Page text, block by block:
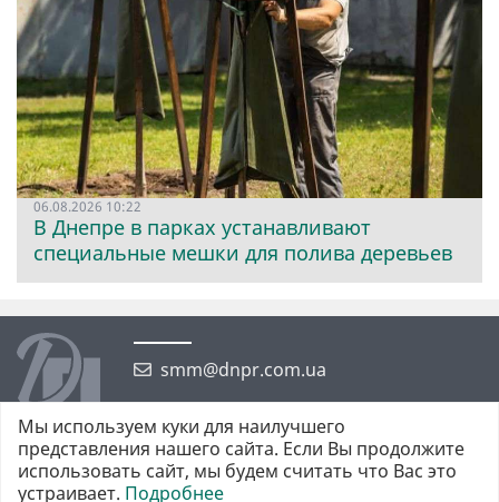
06.08.2026 10:22
В Днепре в парках устанавливают
специальные мешки для полива деревьев
smm@dnpr.com.ua
Мы используем куки для наилучшего
представления нашего сайта. Если Вы продолжите
использовать сайт, мы будем считать что Вас это
устраивает. Подробнее